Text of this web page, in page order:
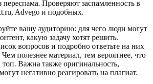
переспама. Проверяют заспамленность в
Advego и подобных.
вашу аудиторию: для чего люди могут
какую задачу хотят решить.
вопросов и подробно ответьте на них
полезнее материал, тем вероятнее, что
топ. Важна также оригинальность,
негативно реагировать на плагиат.